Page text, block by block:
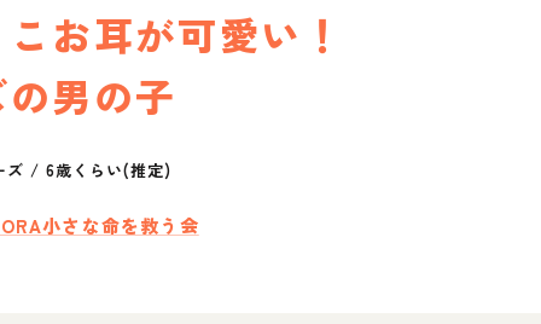
お耳が可愛い！
男の子
ズ / 6歳くらい(推定)
小さな命を救う会